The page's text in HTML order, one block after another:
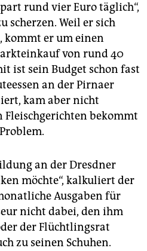
ausreichend
Nordrhein-Westfalen
zu niedrig und hatte
Prüfung vorgelegt.
seit
von ihrem Leben,
offiziellen
Dies ist Teil II.
bekommt. Teil III am
stammende
gern Lego-Bausteine kaufen
rund vier Euro täglich“,
scherzen. Weil er sich
kommt er um einen
von rund 40
ist sein Budget schon fast
an der Pirnaer
kam aber nicht
bekommt
an der Dresdner
möchte“, kalkuliert der
Ausgaben für
nicht dabei, den ihm
der Flüchtlingsrat
zu seinen Schuhen.